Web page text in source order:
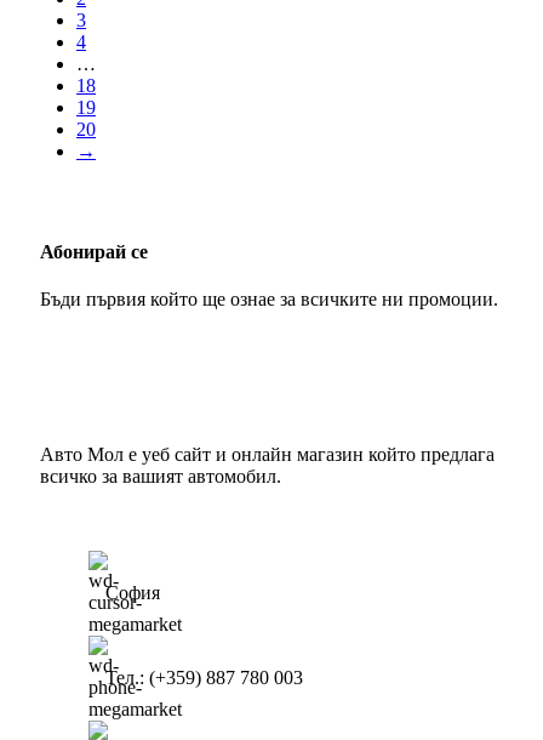
3
4
…
18
19
20
→
Абонирай се
Бъди първия който ще ознае за всичките ни промоции.
Авто Мол е уеб сайт и онлайн магазин който предлага
всичко за вашият автомобил.
София
Тел.: (+359) 887 780 003